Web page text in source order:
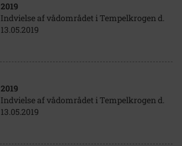
2019
Indvielse af vådområdet i Tempelkrogen d.
13.05.2019
2019
Indvielse af vådområdet i Tempelkrogen d.
13.05.2019